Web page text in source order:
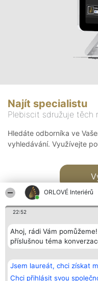
ORLOVÉ Interiérů
22:52
Ahoj, rádi Vám
příslušnou téma
Jsem laureát, chci získat
Chci přihlásit svou
Najít specialistu
Plebiscit sdružuje těch
Hledáte odborníka ve
vyhledávání. Využívejte
Bright Side Solutions sp. z o.
o. sp. k.
ul. Ruska 22